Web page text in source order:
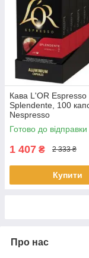
Кава L'OR Espresso
Splendente, 100
Nespresso
Готово до відправки
1 407 ₴ 2 333 ₴
Купити
Про нас